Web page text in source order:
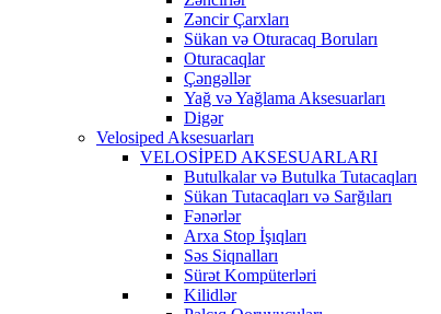
Zəncir Çarxları
Sükan və Oturacaq Boruları
Oturacaqlar
Çəngəllər
Yağ və Yağlama Aksesuarları
Digər
Velosiped Aksesuarları
VELOSİPED AKSESUARLARI
Butulkalar və Butulka Tutacaqları
Sükan Tutacaqları və Sarğıları
Fənərlər
Arxa Stop İşıqları
Səs Siqnalları
Sürət Kompüterləri
Kilidlər